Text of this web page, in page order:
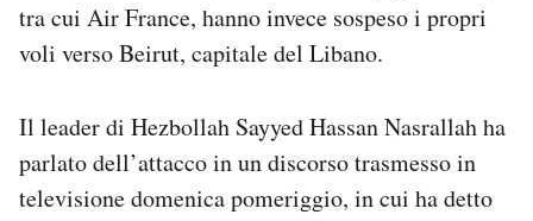
tra cui Air France, hanno invece sospeso i propri
voli verso Beirut, capitale del Libano.
Il leader di Hezbollah Sayyed Hassan Nasrallah ha
parlato dell’attacco in un discorso trasmesso in
televisione domenica pomeriggio, in cui ha detto